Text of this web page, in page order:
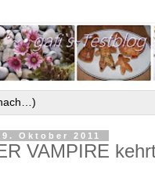
Oktober 2011
VAMPIRE